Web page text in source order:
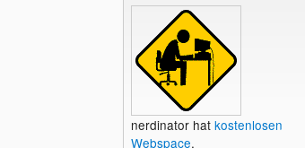
nerdinator hat kostenlosen
Webspace.